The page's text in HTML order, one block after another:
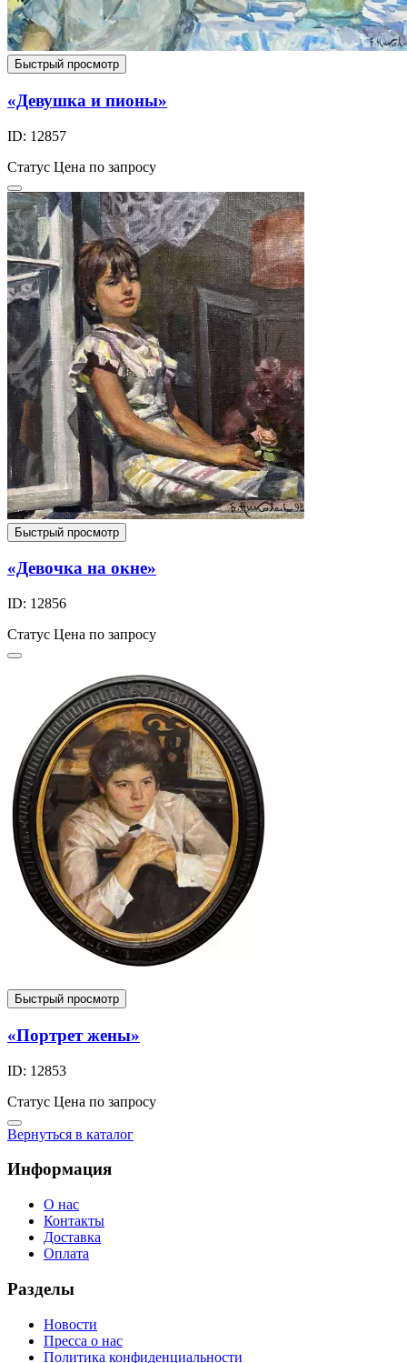
Быстрый просмотр
«Девушка и пионы»
ID: 12857
Статус Цена по запросу
Быстрый просмотр
«Девочка на окне»
ID: 12856
Статус Цена по запросу
Быстрый просмотр
«Портрет жены»
ID: 12853
Статус Цена по запросу
Вернуться в каталог
Информация
О нас
Контакты
Доставка
Оплата
Разделы
Новости
Пресса о нас
Политика конфиденциальности